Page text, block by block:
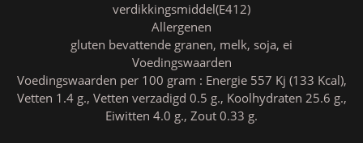
verdikkingsmiddel(E412)
Allergenen
gluten bevattende granen, melk, soja, ei
Voedingswaarden
Voedingswaarden per 100 gram : Energie 557 Kj (133 Kcal),
Vetten 1.4 g., Vetten verzadigd 0.5 g., Koolhydraten 25.6 g.,
Eiwitten 4.0 g., Zout 0.33 g.